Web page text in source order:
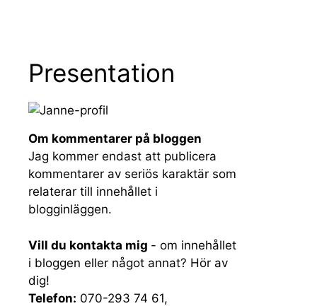
Presentation
Om kommentarer på bloggen
Jag kommer endast att publicera
kommentarer av seriös karaktär som
relaterar till innehållet i
blogginläggen.
Vill du kontakta mig - om innehållet
i bloggen eller något annat? Hör av
dig!
Telefon: 070-293 74 61,